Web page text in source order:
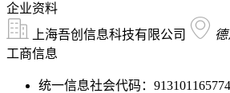
企业资料
上海吾创信息科技有限公司
工商信息
统一信息社会代码：